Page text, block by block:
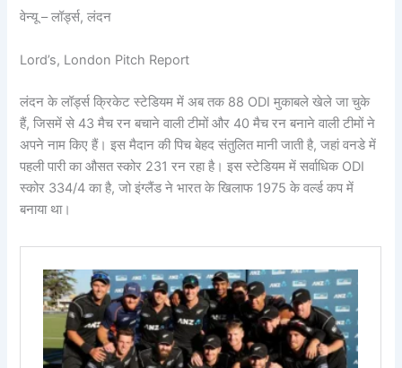
वेन्यू – लॉर्ड्स, लंदन
Lord’s, London Pitch Report
लंदन के लॉर्ड्स क्रिकेट स्टेडियम में अब तक 88 ODI मुकाबले खेले जा चुके
हैं, जिसमें से 43 मैच रन बचाने वाली टीमों और 40 मैच रन बनाने वाली टीमों ने
अपने नाम किए हैं। इस मैदान की पिच बेहद संतुलित मानी जाती है, जहां वनडे में
पहली पारी का औसत स्कोर 231 रन रहा है। इस स्टेडियम में सर्वाधिक ODI
स्कोर 334/4 का है, जो इंग्लैंड ने भारत के खिलाफ 1975 के वर्ल्ड कप में
बनाया था।